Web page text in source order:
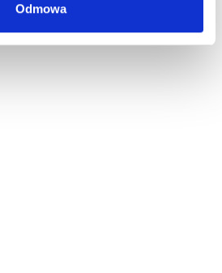
Odmowa